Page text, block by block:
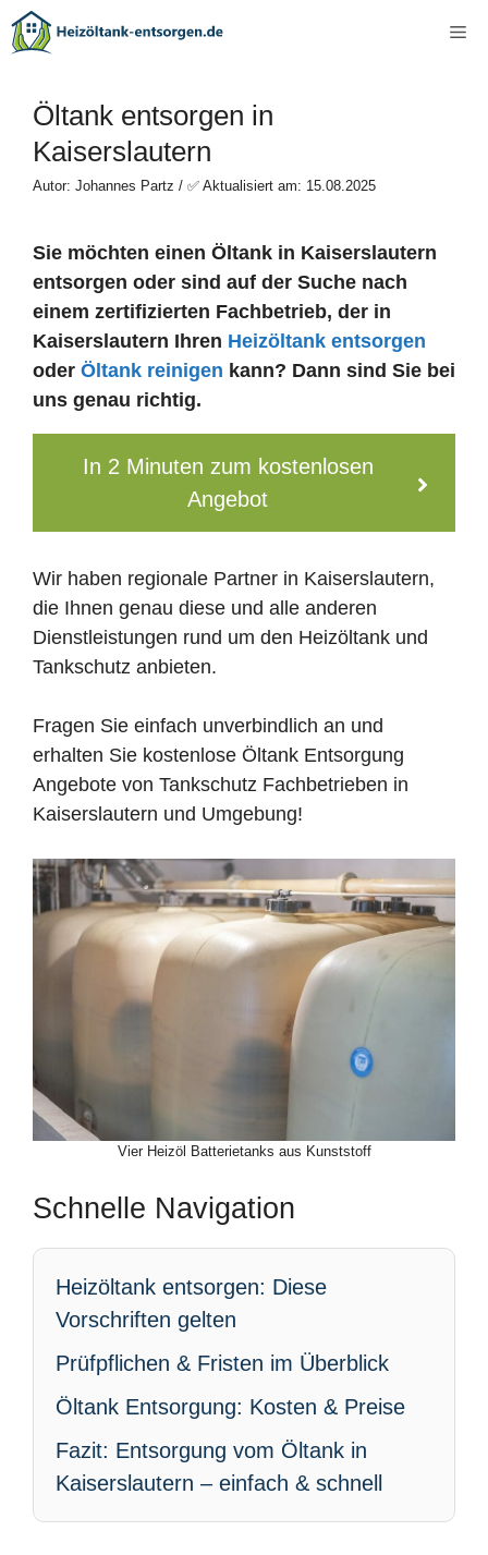
Zum
Inhalt
Öltank entsorgen in
Kaiserslautern
Autor: Johannes Partz / ✅ Aktualisiert am: 15.08.2025
Sie möchten einen Öltank in Kaiserslautern
entsorgen oder sind auf der Suche nach
einem zertifizierten Fachbetrieb, der in
Kaiserslautern Ihren Heizöltank entsorgen
oder Öltank reinigen kann? Dann sind Sie bei
uns genau richtig.
In 2 Minuten zum kostenlosen
Angebot
Wir haben regionale Partner in Kaiserslautern,
die Ihnen genau diese und alle anderen
Dienstleistungen rund um den Heizöltank und
Tankschutz anbieten.
Fragen Sie einfach unverbindlich an und
erhalten Sie kostenlose Öltank Entsorgung
Angebote von Tankschutz Fachbetrieben in
Kaiserslautern und Umgebung!
Vier Heizöl Batterietanks aus Kunststoff
Schnelle Navigation
Heizöltank entsorgen: Diese
Vorschriften gelten
Prüfpflichen & Fristen im Überblick
Öltank Entsorgung: Kosten & Preise
Fazit: Entsorgung vom Öltank in
Kaiserslautern – einfach & schnell